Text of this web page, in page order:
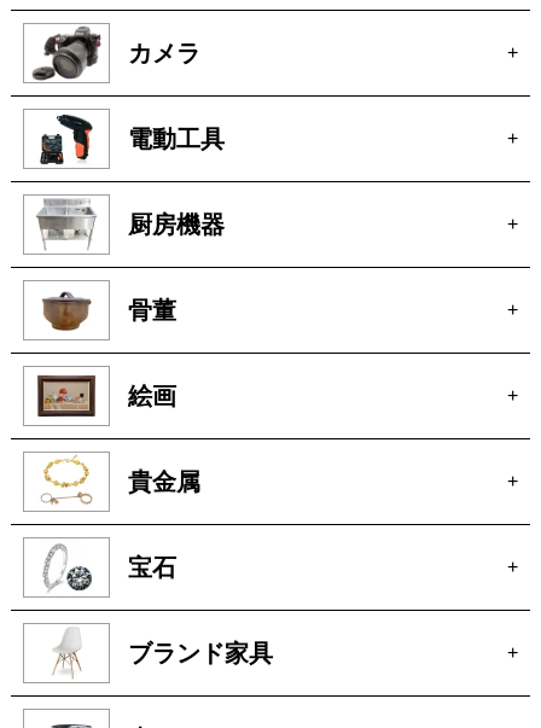
カメラ +
電動工具 +
厨房機器 +
骨董 +
絵画 +
貴金属 +
宝石 +
ブランド家具 +